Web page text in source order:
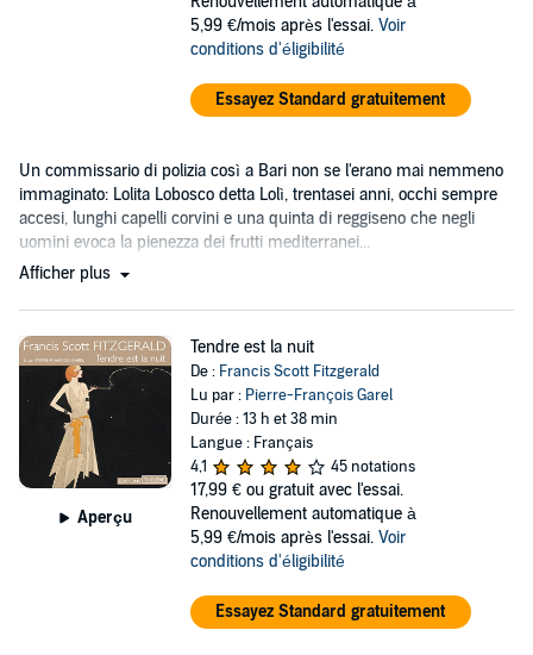
5,99 €/mois après l'essai. Voir
conditions d'éligibilité
Essayez Standard gratuitement
Un commissario di polizia così a Bari non se l'erano mai nemmeno
immaginato: Lolita Lobosco detta Lolì, trentasei anni, occhi sempre
accesi, lunghi capelli corvini e una quinta di reggiseno che negli
uomini evoca la pienezza dei frutti mediterranei...
Afficher plus
Aperçu
Tendre est la nuit
De : Francis Scott Fitzgerald
Lu par : Pierre-François Garel
Durée : 13 h et 38 min
Langue : Français
4,1
45 notations
17,99 € ou gratuit avec l'essai.
Renouvellement automatique à
5,99 €/mois après l'essai. Voir
conditions d'éligibilité
Essayez Standard gratuitement